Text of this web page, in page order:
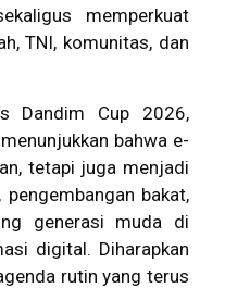
memperkuat
TNI, komunitas, dan
Dandim Cup 2026,
bahwa e-
tetapi juga menjadi
bakat,
generasi muda di
digital. Diharapkan
rutin yang terus